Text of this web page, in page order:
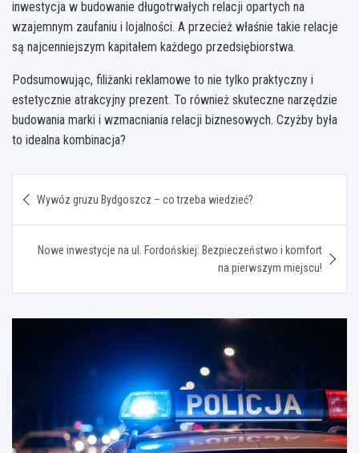
inwestycja w budowanie długotrwałych relacji opartych na
wzajemnym zaufaniu i lojalności. A przecież właśnie takie relacje
są najcenniejszym kapitałem każdego przedsiębiorstwa.
Podsumowując, filiżanki reklamowe to nie tylko praktyczny i
estetycznie atrakcyjny prezent. To również skuteczne narzędzie
budowania marki i wzmacniania relacji biznesowych. Czyżby była
to idealna kombinacja?
wpisu
Wywóz gruzu Bydgoszcz – co trzeba wiedzieć?
Nowe inwestycje na ul. Fordońskiej: Bezpieczeństwo i komfort
na pierwszym miejscu!